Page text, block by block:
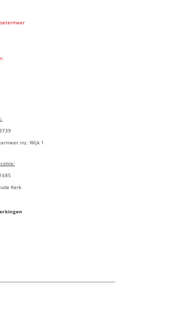
inz. Wijk 1
Kerk